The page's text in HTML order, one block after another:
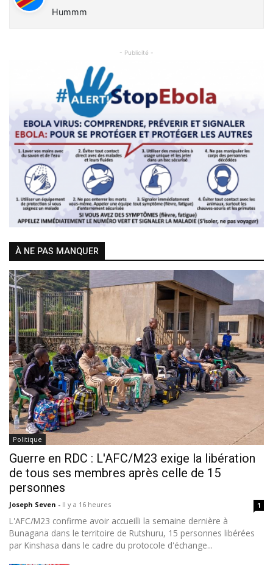
Hummm
- Publicité -
Previous Next
À NE PAS MANQUER
Politique
Guerre en RDC : L'AFC/M23 exige la libération
de tous ses membres après celle de 15
personnes
Joseph Seven - Il y a 16 heures 1
L'AFC/M23 confirme avoir accueilli la semaine dernière à
Bunagana dans le territoire de Rutshuru, 15 personnes libérées
par Kinshasa dans le cadre du protocole d'échange...